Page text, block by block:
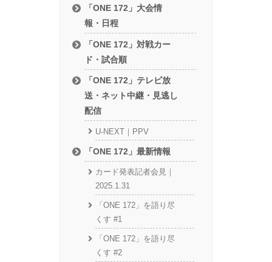
「ONE 172」大会情
報・日程
「ONE 172」対戦カー
ド・試合順
「ONE 172」テレビ放
送・ネット中継・見逃し
配信
U-NEXT｜PPV
「ONE 172」最新情報
カード発表記者会見｜
2025.1.31
「ONE 172」を語り尽
くす #1
「ONE 172」を語り尽
くす #2